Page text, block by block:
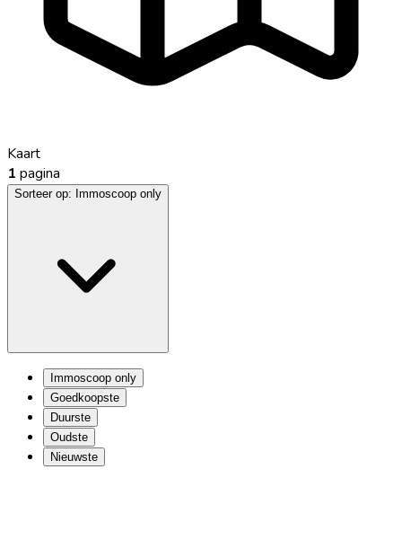
Kaart
1 pagina
Sorteer op: Immoscoop only
Immoscoop only
Goedkoopste
Duurste
Oudste
Nieuwste